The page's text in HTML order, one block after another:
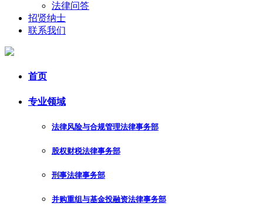
法律问答
招贤纳士
联系我们
首页
专业领域
法律风险与合规管理法律事务部
股权财税法律事务部
刑事法律事务部
并购重组与基金投融资法律事务部